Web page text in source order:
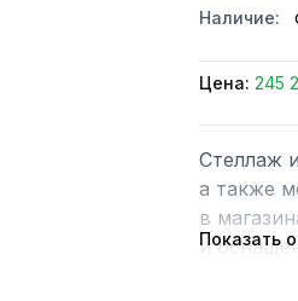
Наличие:
Цена: 245
Стеллаж
а также
в
и
Показать